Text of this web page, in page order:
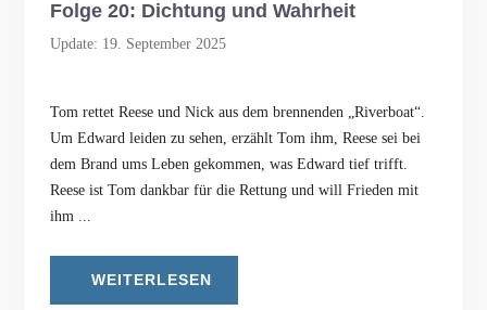
Folge 20: Dichtung und Wahrheit
Update: 19. September 2025
Tom rettet Reese und Nick aus dem brennenden „Riverboat“.
Um Edward leiden zu sehen, erzählt Tom ihm, Reese sei bei
dem Brand ums Leben gekommen, was Edward tief trifft.
Reese ist Tom dankbar für die Rettung und will Frieden mit
ihm ...
WEITERLESEN